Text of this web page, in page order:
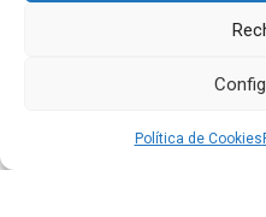
Política de Cookies